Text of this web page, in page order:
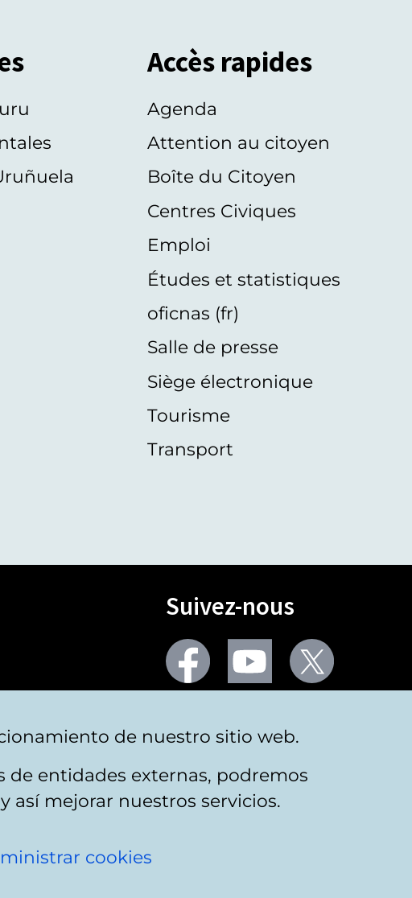
Accès rapides
Agenda
Attention au citoyen
Boîte du Citoyen
Centres Civiques
Emploi
Études et statistiques
oficnas (fr)
Salle de presse
Siège électronique
Tourisme
Transport
Suivez-nous
Facebook Youtube
de nuestro sitio web.
entidades externas, podremos
así mejorar nuestros servicios.
cookies